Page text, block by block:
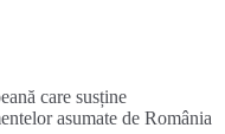
care susține
asumate de România